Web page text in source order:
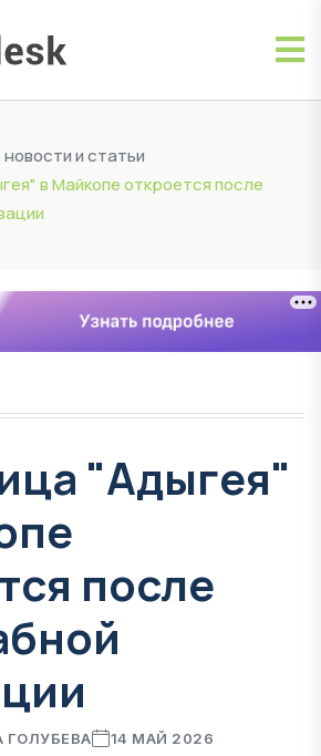
и статьи
в Майкопе откроется после
"Адыгея"
после
ГОЛУБЕВА 14 МАЙ 2026